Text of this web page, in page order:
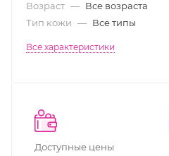
Возраст — Все возраста
Тип кожи — Все типы
Все характеристики
Доступные цены